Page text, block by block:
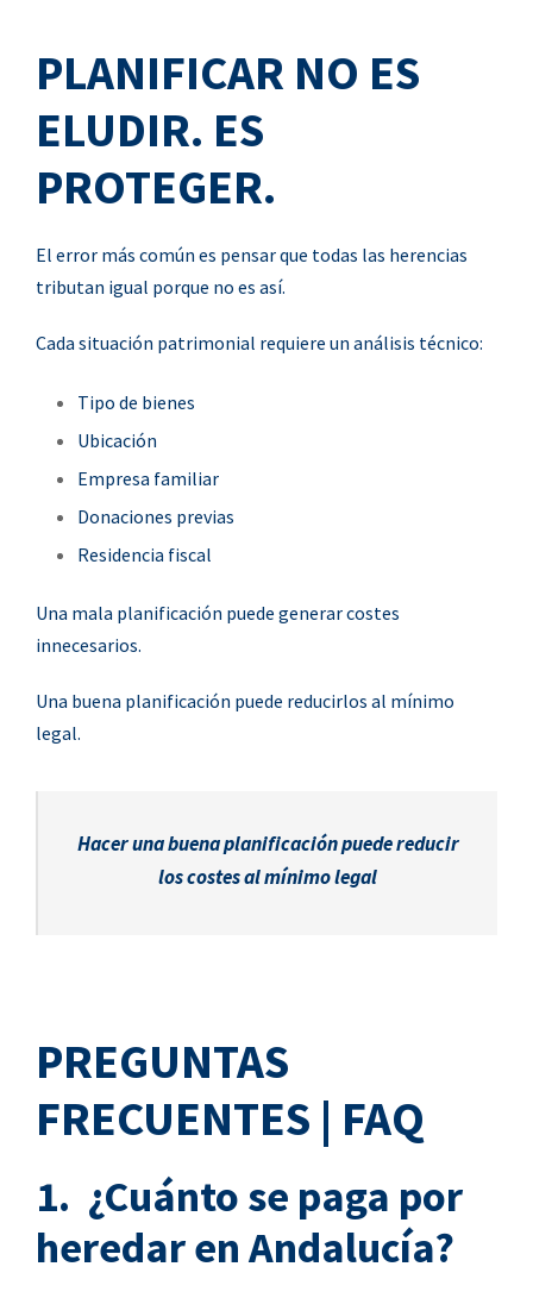
PLANIFICAR NO ES
ELUDIR. ES
PROTEGER.
El error más común es pensar que todas las herencias
tributan igual porque no es así.
Cada situación patrimonial requiere un análisis técnico:
Tipo de bienes
Ubicación
Empresa familiar
Donaciones previas
Residencia fiscal
Una mala planificación puede generar costes
innecesarios.
Una buena planificación puede reducirlos al mínimo
legal.
Hacer una buena planificación puede reducir
los costes al mínimo legal
PREGUNTAS
FRECUENTES | FAQ
1. ¿Cuánto se paga por
heredar en Andalucía?